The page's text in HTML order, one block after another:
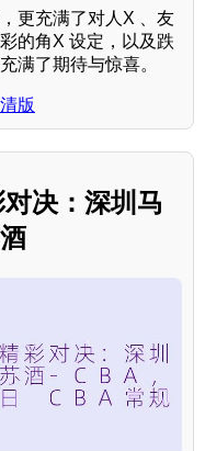
更充满了对人X 、友
的角X 设定，以及跌
满了期待与惊喜。
版
决：深圳马